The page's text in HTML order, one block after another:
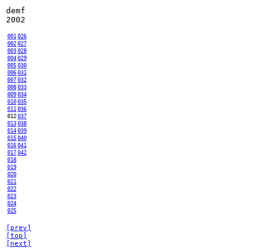
demf
2002
001 026
002 027
003 028
004 029
005 030
006 031
007 032
008 033
009 034
010 035
011 036
012 037
013 038
014 039
015 040
016 041
017 042
018
019
020
021
022
023
024
025
[prev]
[top]
[next]